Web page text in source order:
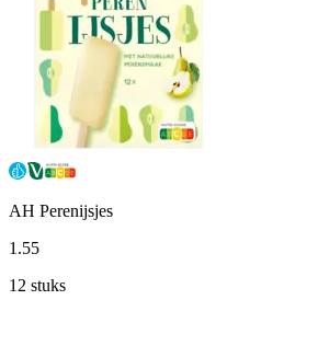
AH Perenijsjes
1 .55
12 stuks